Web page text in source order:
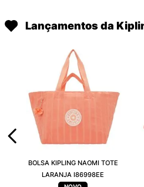
Lançamentos da
BOLSA KIPLING NAOMI TOTE
LARANJA I86998EE